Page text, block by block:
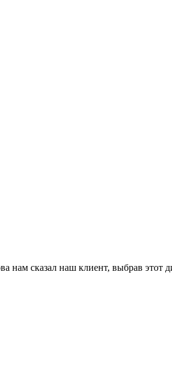
сказал наш клиент, выбрав этот